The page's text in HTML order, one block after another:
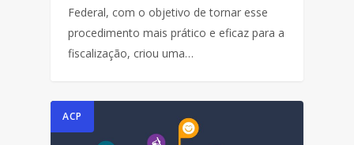
Federal, com o objetivo de tornar esse
procedimento mais prático e eficaz para a
fiscalização, criou uma…
ACP